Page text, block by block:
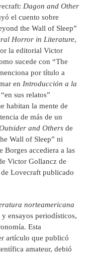
Dagon and Other
el cuento sobre
the Wall of Sleep”
Horror in Literature,
la editorial Victor
sucede con “The
por título a
en Introducción a la
sus relatos”
habitan la mente de
de más de un
and Others de
Wall of Sleep” ni
Borges accediera a las
Victor Gollancz de
Lovecraft publicado
norteamericana
ensayos periodísticos,
Esta
artículo que publicó
amateur, debió